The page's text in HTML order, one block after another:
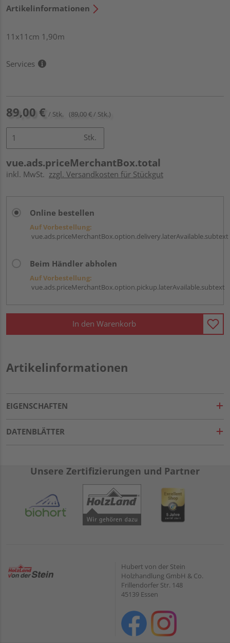
Artikelinformationen
11x11cm 1,90m
Services
89,00 € / Stk. (89,00 € / Stk.)
Stk.
vue.ads.priceMerchantBox.total
inkl. MwSt. zzgl. Versandkosten für Stückgut
Online bestellen
Auf Vorbestellung:
vue.ads.priceMerchantBox.option.delivery.laterAvailable.subtext
Beim Händler abholen
Auf Vorbestellung:
vue.ads.priceMerchantBox.option.pickup.laterAvailable.subtext
In den Warenkorb
Artikelinformationen
EIGENSCHAFTEN
DATENBLÄTTER
Unsere Zertifizierungen und Partner
Hubert von der Stein
Holzhandlung GmbH & Co.
Frillendorfer Str. 148
45139 Essen